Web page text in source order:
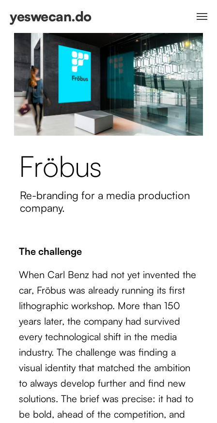
yeswecan.do
Fröbus
Re-branding for a media production
company.
When Carl Benz had not yet invented the
car, Fröbus was already running its first
lithographic workshop. More than 150
years later, the company had survived
every technological shift in the media
industry. The challenge was finding a
visual identity that matched the ambition
to always develop further and find new
solutions. The brief was precise: it had to
be bold, ahead of the competition, and
The challenge